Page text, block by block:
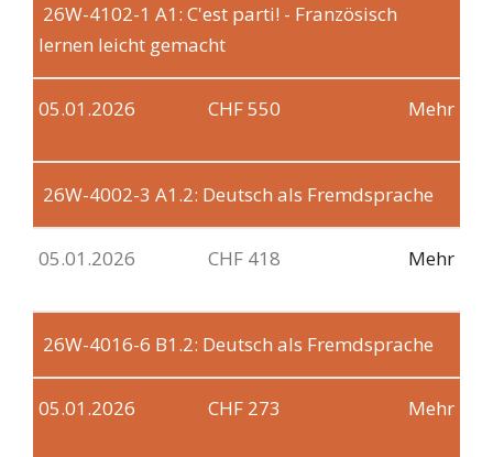
26W-4102-1 A1: C'est parti! - Französisch
lernen leicht gemacht
05.01.2026 CHF 550 Mehr
26W-4002-3 A1.2: Deutsch als Fremdsprache
05.01.2026 CHF 418 Mehr
26W-4016-6 B1.2: Deutsch als Fremdsprache
05.01.2026 CHF 273 Mehr